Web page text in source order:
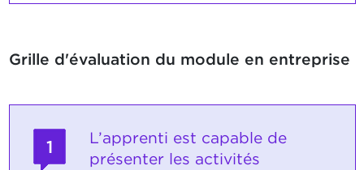
Grille d'évaluation du module en entreprise
1
L’apprenti est capable de
présenter les activités